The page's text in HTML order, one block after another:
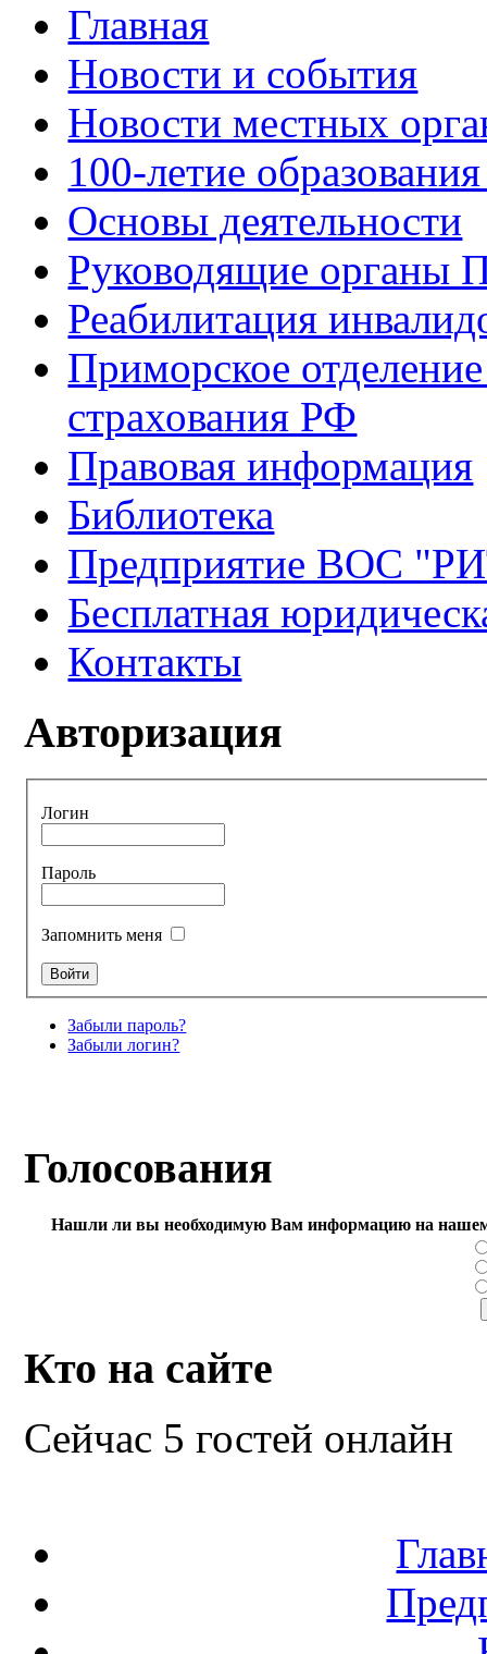
Главная
Новости и события
Новости местных
100-летие
Основы деятельности
Руководящие органы
Реабилитация
Приморское
страхования РФ
Правовая информация
Библиотека
Предприятие ВОС
Бесплатная
Контакты
Авторизация
Логин
Пароль
Запомнить меня
Забыли пароль?
Забыли логин?
Голосования
Нашли ли вы необходимую Вам информацию на
Кто на сайте
Сейчас 5 гостей онлайн